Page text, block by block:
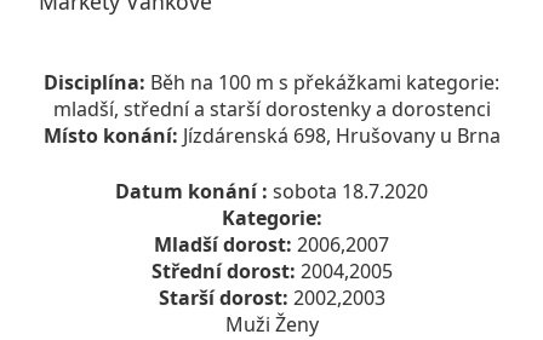
Disciplína: Běh na 100 m s překážkami kategorie:
mladší, střední a starší dorostenky a dorostenci
Místo konání: Jízdárenská 698, Hrušovany u Brna
Datum konání : sobota 18.7.2020
Kategorie:
Mladší dorost: 2006,2007
Střední dorost: 2004,2005
Starší dorost: 2002,2003
Muži Ženy